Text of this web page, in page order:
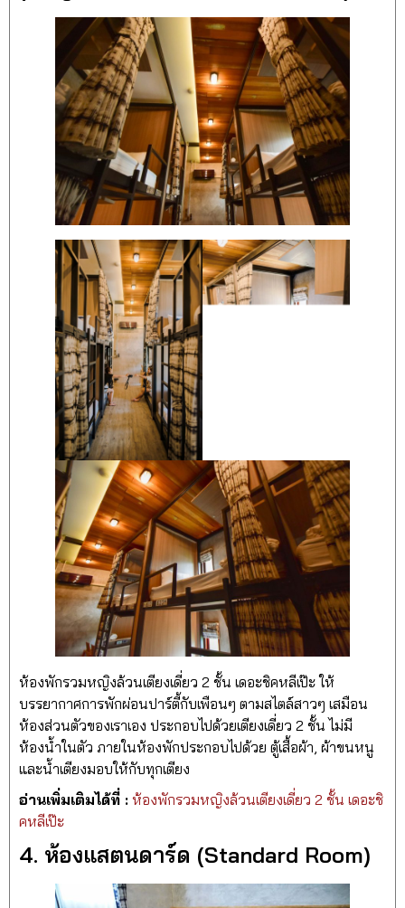
ห้องพักรวมหญิงล้วนเตียงเดี่ยว 2 ชั้น เดอะชิคหลีเป๊ะ ให้
บรรยากาศการพักผ่อนปาร์ตี้กับเพือนๆ ตามสไตล์สาวๆ เสมือน
ห้องส่วนตัวของเราเอง ประกอบไปด้วยเตียงเดี่ยว 2 ชั้น ไม่มี
ห้องน้ำในตัว ภายในห้องพักประกอบไปด้วย ตู้เสื้อผ้า, ผ้าขนหนู
และน้ำเตียงมอบให้กับทุกเตียง
อ่านเพิ่มเติมได้ที่ : ห้องพักรวมหญิงล้วนเตียงเดี่ยว 2 ชั้น เดอะชิ
คหลีเป๊ะ
4. ห้องแสตนดาร์ด (Standard Room)